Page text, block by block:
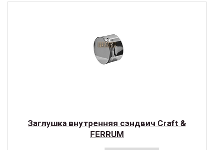
Заглушка внутренняя сэндвич Craft &
FERRUM